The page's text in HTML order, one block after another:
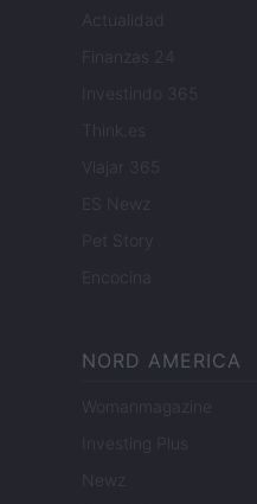
Actualidad
Finanzas 24
Investindo 365
Think.es
Viajar 365
ES Newz
Pet Story
Encocina
NORD AMERICA
Womanmagazine
Investing Plus
Newz